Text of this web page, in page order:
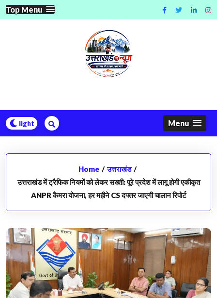
Skip
to
Top Menu
Menu
Home / उत्तराखंड /
उत्तराखंड में ट्रैफिक नियमों को लेकर सख्ती: पूरे प्रदेश में लागू होगी एकीकृत
ANPR कैमरा योजना, हर महीने CS दफ्तर जाएगी चालान रिपोर्ट